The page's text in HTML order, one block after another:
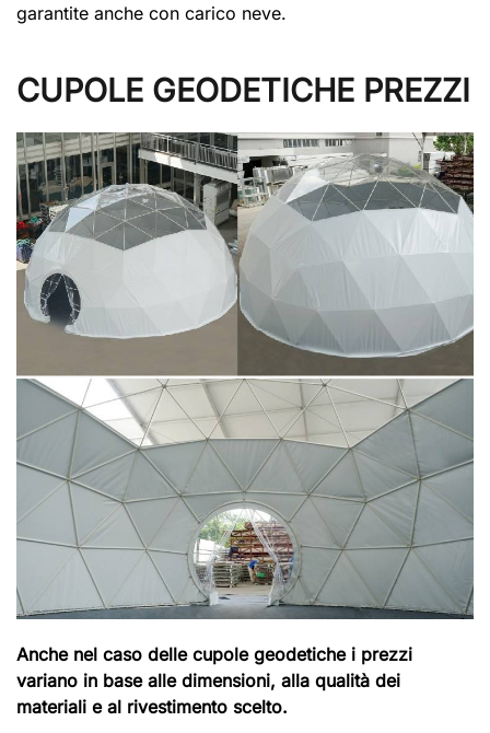
garantite anche con carico neve.
CUPOLE GEODETICHE PREZZI
Anche nel caso delle cupole geodetiche i prezzi
variano in base alle dimensioni, alla qualità dei
materiali e al rivestimento scelto.